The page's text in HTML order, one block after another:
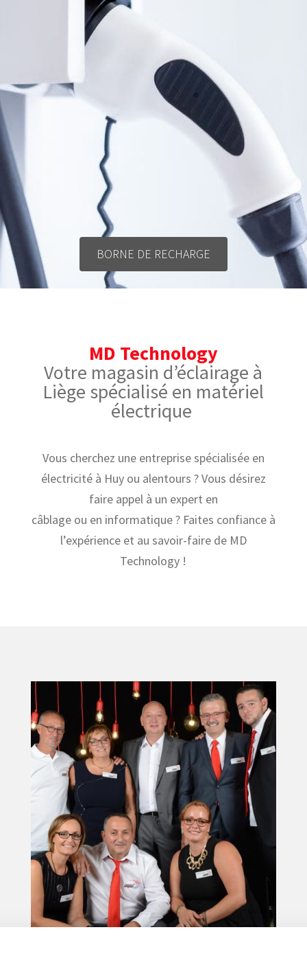
BORNE DE RECHARGE
MD Technology
Votre magasin d’éclairage à
Liège spécialisé en matériel
électrique
Vous cherchez une entreprise spécialisée en
électricité à Huy ou alentours ? Vous désirez
faire appel à un expert en
câblage ou en informatique ? Faites confiance à
l’expérience et au savoir-faire de MD
Technology !